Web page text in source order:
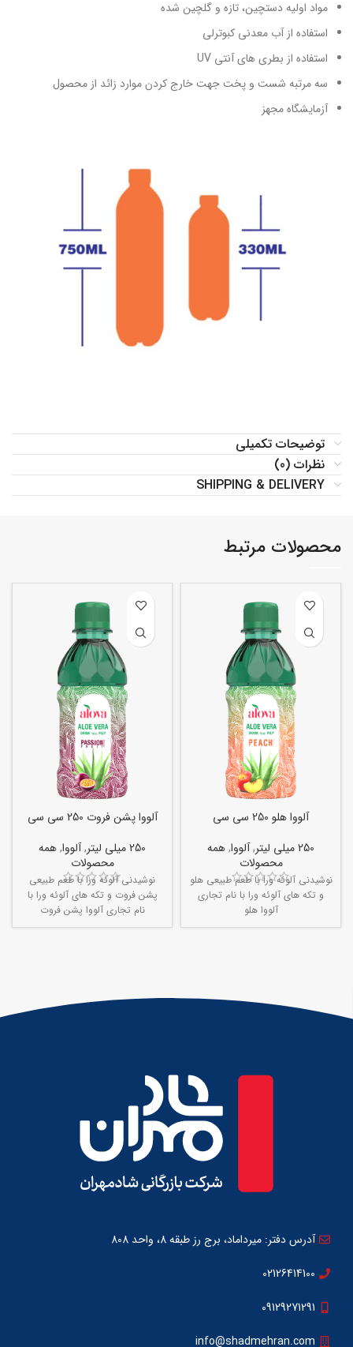
مواد اولیه دستچین، تازه و گلچین شده
استفاده از آب معدنی کبوترلی
استفاده از بطری های آنتی UV
سه مرتبه شست و پخت جهت خارج کردن موارد زائد از محصول
آزمایشگاه مجهز
توضیحات تکمیلی
نظرات (0)
SHIPPING & DELIVERY
محصولات مرتبط
آلووا هلو 250 سی سی
250 میلی لیتر
,آلووا,همه
محصولات
نوشیدنی آلوئه ورا با طعم طبیعی هلو
و تکه های آلوئه ورا با نام تجاری
آلووا هلو
آلووا پشن فروت 250 سی سی
250 میلی لیتر
,آلووا,همه
محصولات
نوشیدنی آلوئه ورا با طعم طبیعی
پشن فروت و تکه های آلوئه ورا با
نام تجاری آلووا پشن فروت
آدرس دفتر: میرداماد، برج رز طبقه 8، واحد 808
02126414100
09129271291
info@shadmehran.com